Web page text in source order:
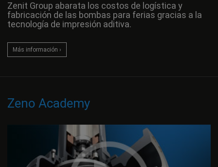
Zenit Group abarata los costos de logística y
fabricación de las bombas para ferias gracias a la
tecnología de impresión aditiva.
Más información ›
Zeno Academy